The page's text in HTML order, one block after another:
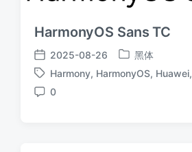
HarmonyOS Sans TC
发
布
日
2025-08-26
发
布
黑体
标
签
Harmony, HarmonyOS, Huawei,
评
0